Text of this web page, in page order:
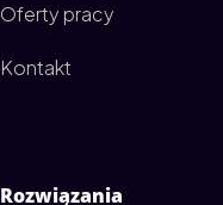
Oferty pracy
Kontakt
Rozwiązania